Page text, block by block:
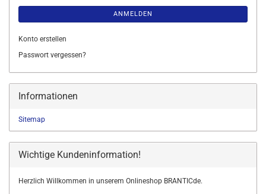
ANMELDEN
Konto erstellen
Passwort vergessen?
Informationen
Sitemap
Wichtige Kundeninformation!
Herzlich Willkommen in unserem Onlineshop BRANTICde.